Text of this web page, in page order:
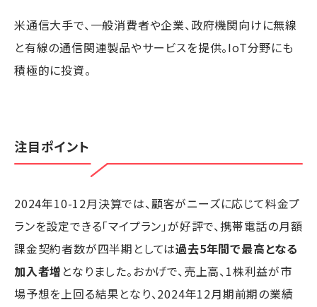
米通信大手で、一般消費者や企業、政府機関向けに無線
と有線の通信関連製品やサービスを提供。IoT分野にも
積極的に投資。
注目ポイント
2024年10-12月決算では、顧客がニーズに応じて料金プ
ランを設定できる「マイプラン」が好評で、携帯電話の月額
課金契約者数が四半期としては過去5年間で最高となる
加入者増 となりました。おかげで、売上高、1株利益が市
場予想を上回る結果となり、2024年12月期前期の業績